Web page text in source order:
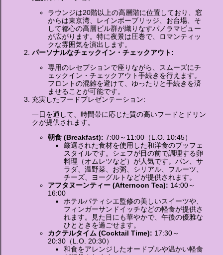
ラウンジは20階以上の高層階に位置しており、窓
からは東京湾、レインボーブリッジ、お台場、そ
して都心の高層ビル群が織りなすパノラマビュー
が広がります。特に夜景は圧巻で、ロマンティッ
クな雰囲気を演出します。
パーソナルなチェックイン・チェックアウト:
専用のレセプションで座りながら、スムーズにチ
ェックイン・チェックアウト手続きを行えます。
フロントの混雑を避けて、ゆったりと手続きを済
ませることが可能です。
充実したフードプレゼンテーション:
一日を通して、時間帯に応じた質の高いフードとドリン
クが提供されます。
朝食 (Breakfast): 7:00～11:00（L.O. 10:45）
厳選された食材を使用した和洋食のブッフェ
スタイルです。シェフが目の前で調理する卵
料理（オムレツなど）が人気です。パン、サ
ラダ、温野菜、お粥、シリアル、フルーツ、
チーズ、ヨーグルトなどが提供されます。
アフタヌーンティー (Afternoon Tea): 14:00～
16:00
ホテルパティシエ監修の美しいスイーツや、
フィンガーサンドイッチなどの軽食が提供さ
れます。見た目にも華やかで、午後の優雅な
ひとときを過ごせます。
カクテルタイム (Cocktail Time): 17:30～
20:30（L.O. 20:30）
和食をアレンジしたオードブルや温かい軽食